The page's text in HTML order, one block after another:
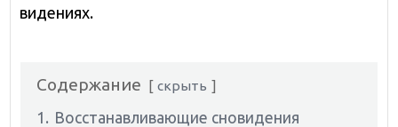
видениях.
Содержание скрыть
1. Восстанавливающие сновидения